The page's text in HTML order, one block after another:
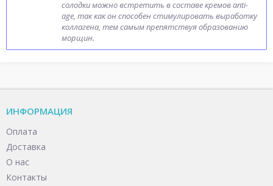
солодки можно встретить в составе кремов anti-
age, так как он способен стимулировать выработку
коллагена, тем самым препятствуя образованию
морщин.
ИНФОРМАЦИЯ
Оплата
Доставка
О нас
Контакты